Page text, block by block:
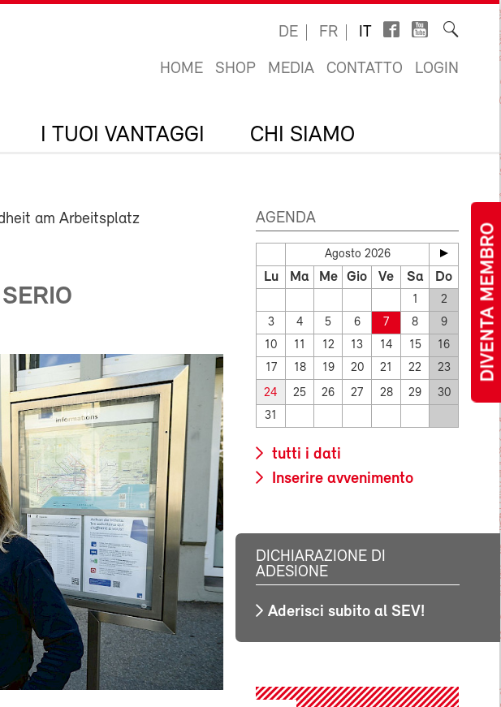
DIVENTA MEMBRO
DE FR IT
HOME SHOP MEDIA CONTATTO LOGIN
I TUOI VANTAGGI CHI SIAMO
am Arbeitsplatz AGENDA
Agosto 2026
Lu Ma Me Gio Ve Sa Do
1
2
3
4 5 6 7 8
9
10
11 12 13 14 15
16
17
18 19 20 21 22 23
24 25 26 27 28 29
30
31
tutti i dati
Inserire avvenimento
DICHIARAZIONE DI
ADESIONE
Aderisci subito al SEV!